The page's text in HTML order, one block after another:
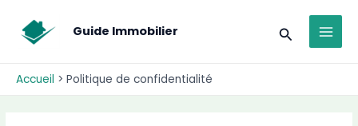
contenu
Guide Immobilier
Accueil Politique de confidentialité